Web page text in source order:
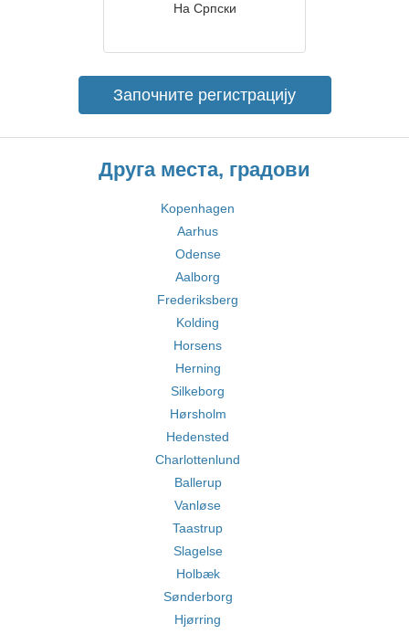
На Српски
Започните регистрацију
Друга места, градови
Kopenhagen
Aarhus
Odense
Aalborg
Frederiksberg
Kolding
Horsens
Herning
Silkeborg
Hørsholm
Hedensted
Charlottenlund
Ballerup
Vanløse
Taastrup
Slagelse
Holbæk
Sønderborg
Hjørring